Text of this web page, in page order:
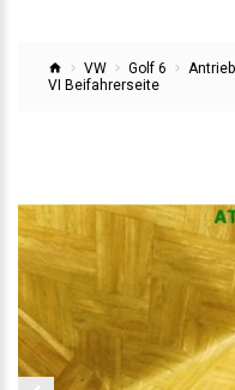
VW Golf 6
VI Beifahrerseite